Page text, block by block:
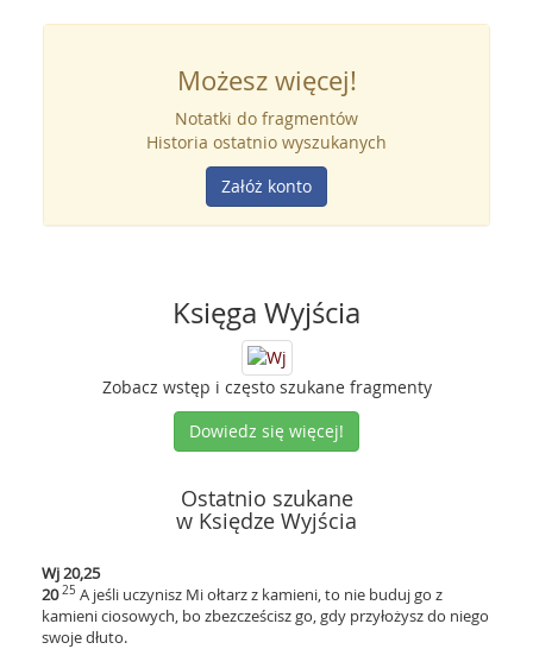
Możesz więcej!
Notatki do fragmentów
Historia ostatnio wyszukanych
Załóż konto
Księga Wyjścia
Zobacz wstęp i często szukane fragmenty
Dowiedz się więcej!
Ostatnio szukane
w Księdze Wyjścia
Wj 20,25
2025 A jeśli uczynisz Mi ołtarz z kamieni, to nie buduj go z
kamieni ciosowych, bo zbezcześcisz go, gdy przyłożysz do niego
swoje dłuto.